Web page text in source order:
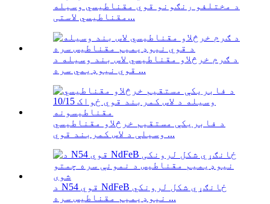
د مختلفو رنګونو قوي مقناطیسي وسیله
مقناطیسي لاستی...
د ګرم خرڅلاو مقناطیسي لاس بند وسیله د
قوي نیوډیمي سره ...
د فابریکې مستقیم خرڅلاو مقناطیسي
وسیلې د لاس کمربند قوي ...
د N54 قوي NdFeB ځانګړي شکل لرونکي
نیوډیمیم مقناطیس سره ...